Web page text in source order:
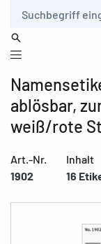
ablösbar,
weiß/rote
Art.-Nr.
1902
Inhalt
16